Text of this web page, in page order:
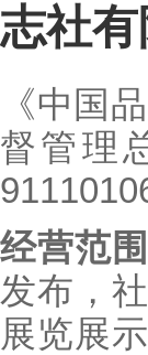
志社
《中国
督管理
经营范围
发布，
展览展